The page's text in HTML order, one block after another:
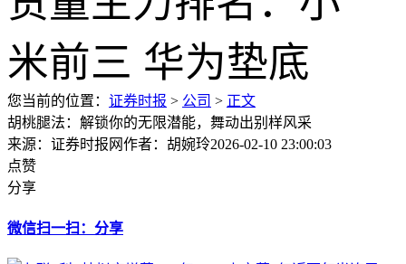
您当前的位置： 证券时报 > 公司 > 正文
胡桃腿法：解锁你的无限潜能，舞动出别样风采
来源：证券时报网作者：胡婉玲2026-02-10 23:00:03
点赞
分享
微信扫一扫：分享